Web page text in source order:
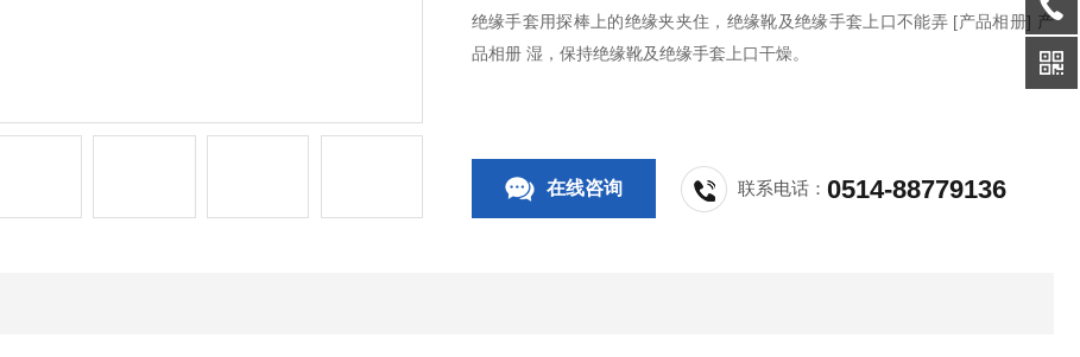
绝缘手套用探棒上的绝缘夹夹住，绝缘靴及绝缘手套上口不能弄 [产品相册] 产
品相册 湿，保持绝缘靴及绝缘手套上口干燥。
在线咨询 联系电话：0514-88779136